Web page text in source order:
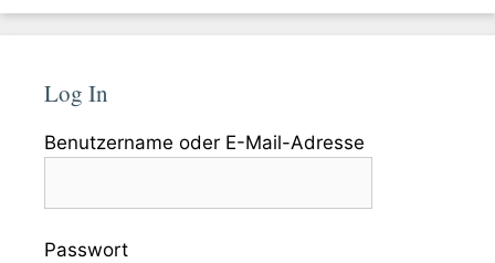
Log In
Benutzername oder E-Mail-Adresse
Passwort